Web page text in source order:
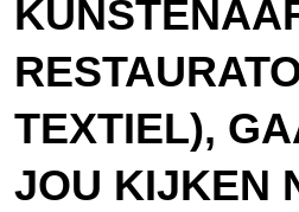
TEXTIEL),
JOU KIJKEN